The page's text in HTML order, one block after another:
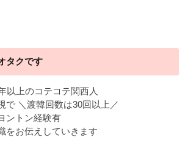
タクです
以上のコテコテ関西人
＼渡韓回数は30回以上／
ントン経験有
をお伝えしていきます